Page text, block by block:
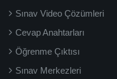
Sınav Video Çözümleri
Cevap Anahtarları
Öğrenme Çıktısı
Sınav Merkezleri